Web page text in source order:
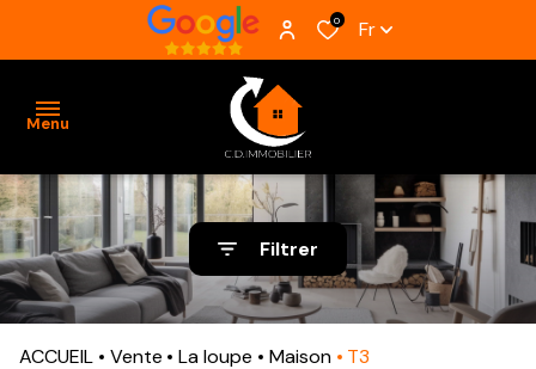
0 Fr
Menu
ACCUEIL
VENTES
BIENS
Filtrer
ACCUEIL Vente La loupe Maison T3